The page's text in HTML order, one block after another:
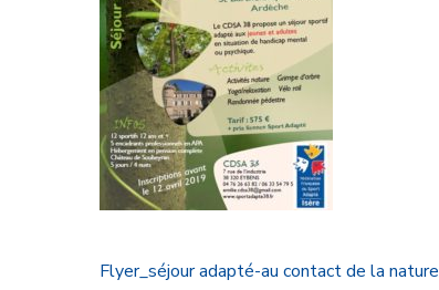
Flyer_séjour adapté-au contact de la